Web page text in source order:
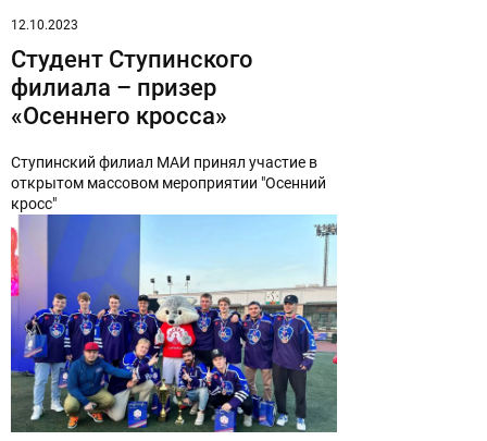
12.10.2023
Студент Ступинского
филиала – призер
«Осеннего кросса»
Ступинский филиал МАИ принял участие в
открытом массовом мероприятии "Осенний
кросс"